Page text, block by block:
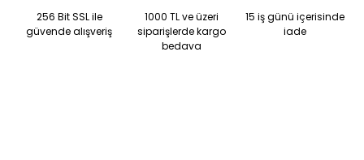
256 Bit SSL ile
güvende alışveriş
1000 TL ve üzeri
siparişlerde kargo
bedava
15 iş günü içerisinde
iade